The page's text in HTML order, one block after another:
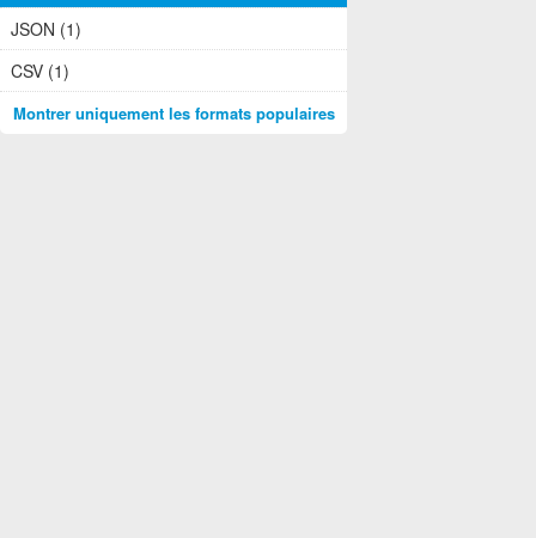
JSON (1)
CSV (1)
Montrer uniquement les formats populaires